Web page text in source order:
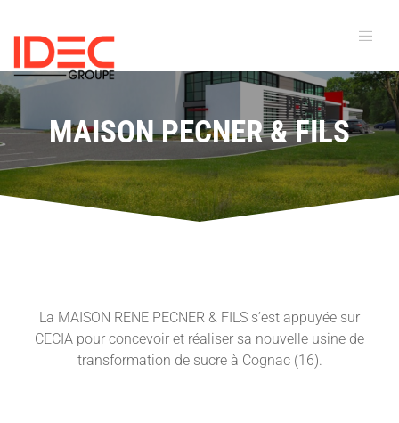
MAISON PECNER & FILS
La MAISON RENE PECNER & FILS s’est appuyée sur
CECIA pour concevoir et réaliser sa nouvelle usine de
transformation de sucre à Cognac (16).